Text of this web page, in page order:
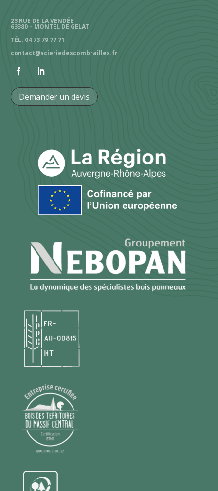
23 RUE DE LA VENDÉE
63380 – MONTEL DE GELAT
TÉL. 04 73 79 77 71
contact@scieriedescombrailles.fr
Demander un devis